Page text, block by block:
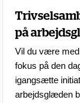
på
Vil du være
fokus på den
igangsætte
arbejdsglæden